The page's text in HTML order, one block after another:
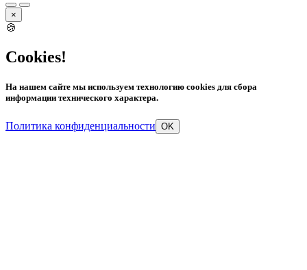
×
🍪
Cookies!
На нашем сайте мы используем технологию cookies для сбора
информации технического характера.
Политика конфиденциальности OK